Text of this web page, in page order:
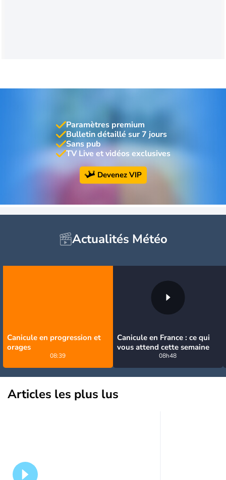
Paramètres premium
Bulletin détaillé sur 7 jours
Sans pub
TV Live et vidéos exclusives
Devenez VIP
Actualités Météo
Canicule en progression et
orages
08:39
Canicule en France : ce qui
vous attend cette semaine
08h48
Articles les plus lus